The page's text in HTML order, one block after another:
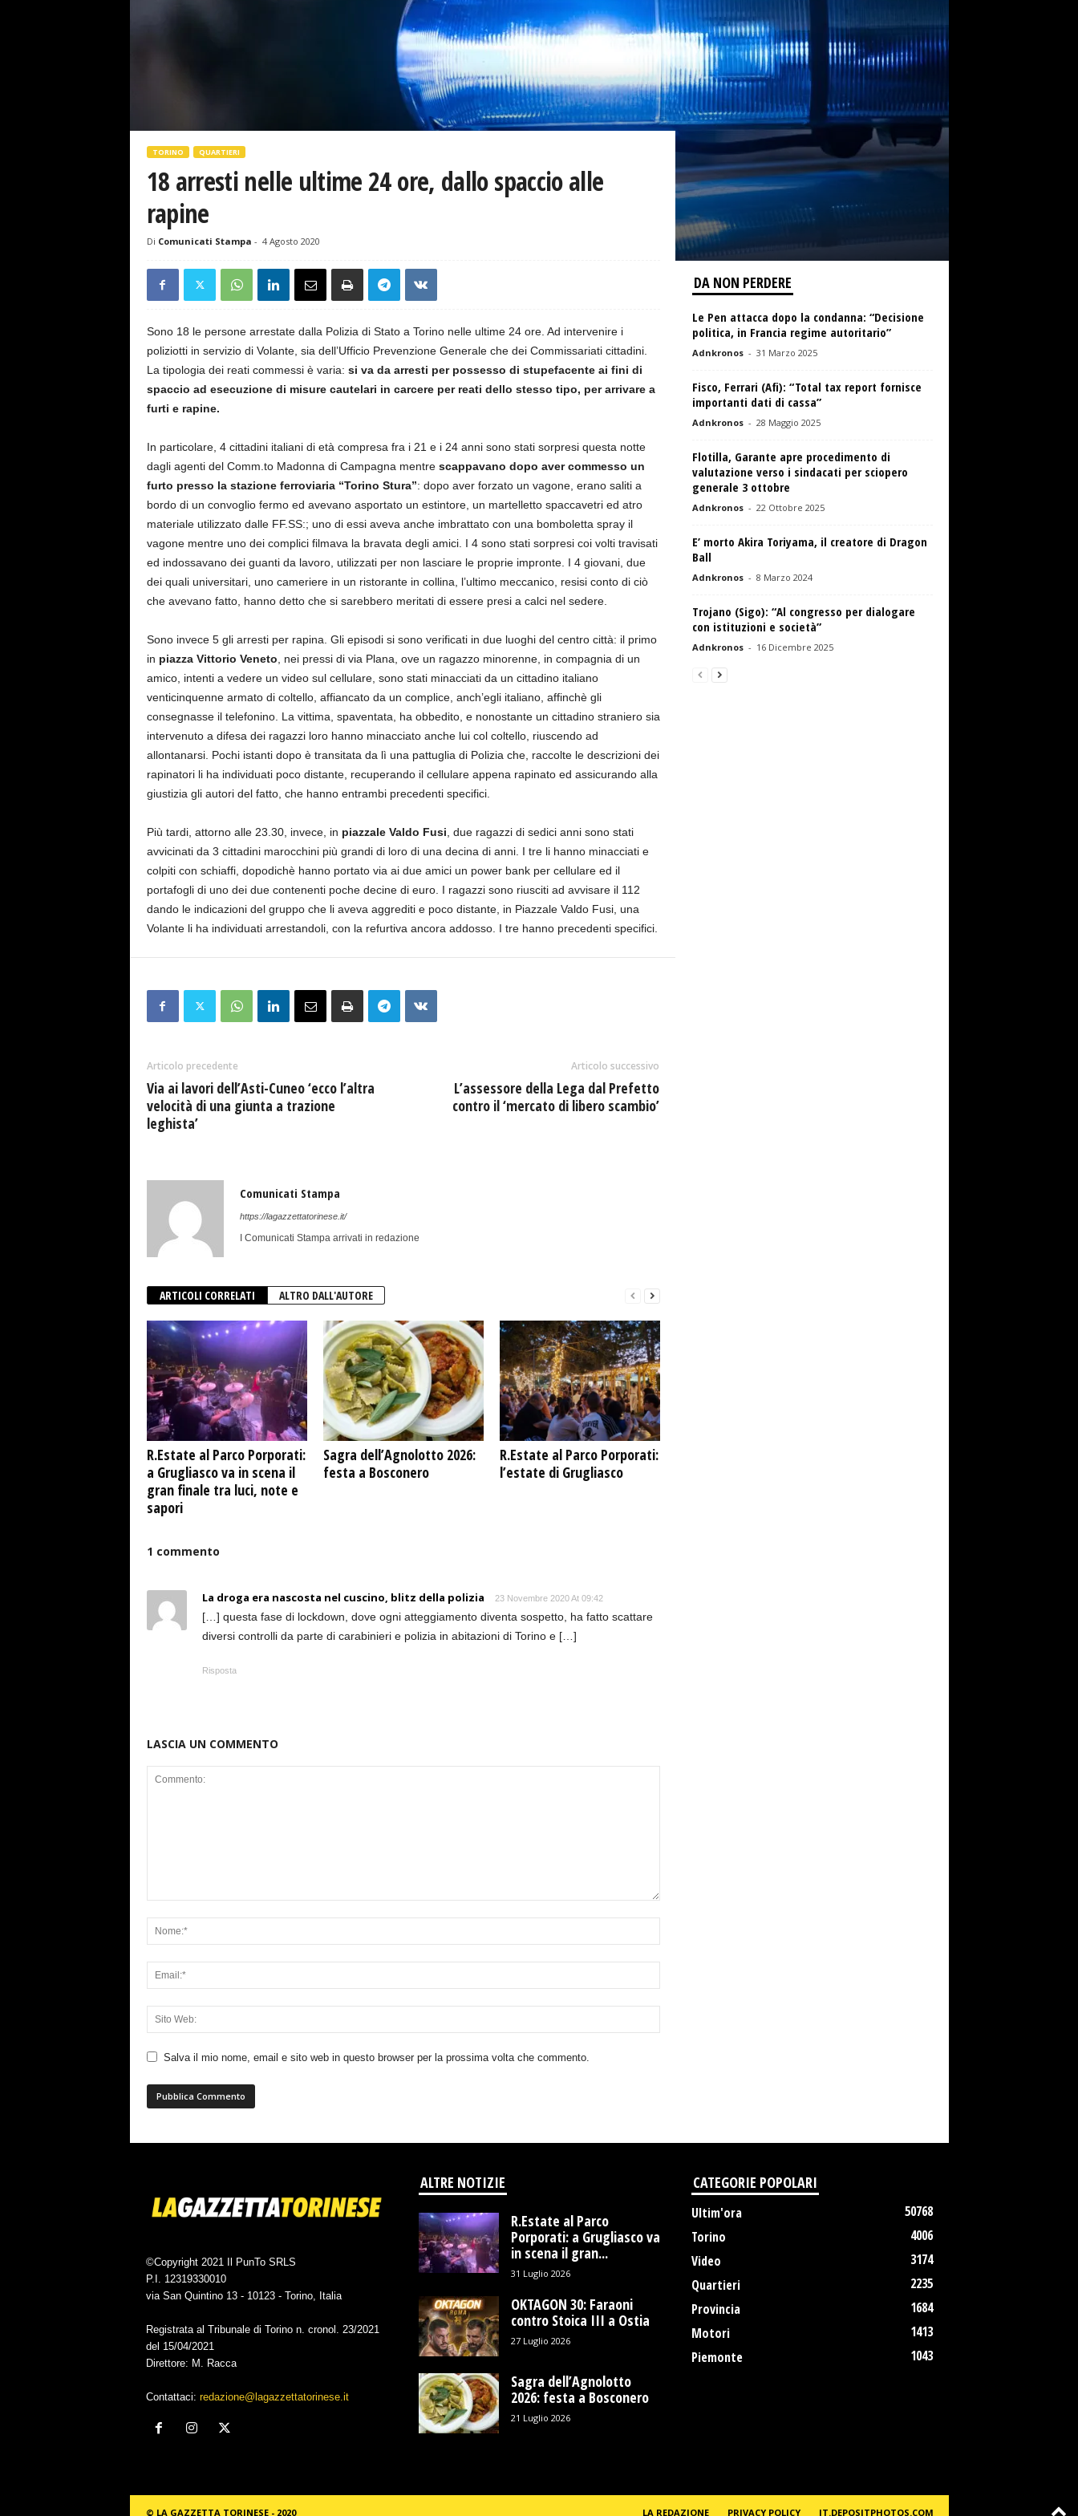
TORINO QUARTIERI
18 arresti nelle ultime 24 ore, dallo spaccio alle
rapine
Di Comunicati Stampa - 4 Agosto 2020
Sono 18 le persone arrestate dalla Polizia di Stato a Torino nelle ultime 24 ore. Ad intervenire i
poliziotti in servizio di Volante, sia dell’Ufficio Prevenzione Generale che dei Commissariati cittadini.
La tipologia dei reati commessi è varia: si va da arresti per possesso di stupefacente ai fini di
spaccio ad esecuzione di misure cautelari in carcere per reati dello stesso tipo, per arrivare a
furti e rapine.
In particolare, 4 cittadini italiani di età compresa fra i 21 e i 24 anni sono stati sorpresi questa notte
dagli agenti del Comm.to Madonna di Campagna mentre scappavano dopo aver commesso un
furto presso la stazione ferroviaria “Torino Stura”: dopo aver forzato un vagone, erano saliti a
bordo di un convoglio fermo ed avevano asportato un estintore, un martelletto spaccavetri ed atro
materiale utilizzato dalle FF.SS:; uno di essi aveva anche imbrattato con una bomboletta spray il
vagone mentre uno dei complici filmava la bravata degli amici. I 4 sono stati sorpresi coi volti travisati
ed indossavano dei guanti da lavoro, utilizzati per non lasciare le proprie impronte. I 4 giovani, due
dei quali universitari, uno cameriere in un ristorante in collina, l’ultimo meccanico, resisi conto di ciò
che avevano fatto, hanno detto che si sarebbero meritati di essere presi a calci nel sedere.
Sono invece 5 gli arresti per rapina. Gli episodi si sono verificati in due luoghi del centro città: il primo
in piazza Vittorio Veneto , nei pressi di via Plana, ove un ragazzo minorenne, in compagnia di un
amico, intenti a vedere un video sul cellulare, sono stati minacciati da un cittadino italiano
venticinquenne armato di coltello, affiancato da un complice, anch’egli italiano, affinchè gli
consegnasse il telefonino. La vittima, spaventata, ha obbedito, e nonostante un cittadino straniero sia
intervenuto a difesa dei ragazzi loro hanno minacciato anche lui col coltello, riuscendo ad
allontanarsi. Pochi istanti dopo è transitata da lì una pattuglia di Polizia che, raccolte le descrizioni dei
rapinatori li ha individuati poco distante, recuperando il cellulare appena rapinato ed assicurando alla
giustizia gli autori del fatto, che hanno entrambi precedenti specifici.
Più tardi, attorno alle 23.30, invece, in piazzale Valdo Fusi , due ragazzi di sedici anni sono stati
avvicinati da 3 cittadini marocchini più grandi di loro di una decina di anni. I tre li hanno minacciati e
colpiti con schiaffi, dopodichè hanno portato via ai due amici un power bank per cellulare ed il
portafogli di uno dei due contenenti poche decine di euro. I ragazzi sono riusciti ad avvisare il 112
dando le indicazioni del gruppo che li aveva aggrediti e poco distante, in Piazzale Valdo Fusi, una
Volante li ha individuati arrestandoli, con la refurtiva ancora addosso. I tre hanno precedenti specifici.
Articolo precedente
Via ai lavori dell’Asti-Cuneo ‘ecco l’altra
velocità di una giunta a trazione
leghista’
Articolo successivo
L’assessore della Lega dal Prefetto
contro il ‘mercato di libero scambio’
Comunicati Stampa
https://lagazzettatorinese.it/
I Comunicati Stampa arrivati in redazione
ARTICOLI CORRELATI ALTRO DALL'AUTORE
R.Estate al Parco Porporati:
a Grugliasco va in scena il
gran finale tra luci, note e
sapori
Sagra dell’Agnolotto 2026:
festa a Bosconero
R.Estate al Parco Porporati:
l’estate di Grugliasco
1 commento
La droga era nascosta nel cuscino, blitz della polizia 23 Novembre 2020 At 09:42
[…] questa fase di lockdown, dove ogni atteggiamento diventa sospetto, ha fatto scattare
diversi controlli da parte di carabinieri e polizia in abitazioni di Torino e […]
Risposta
LASCIA UN COMMENTO
Salva il mio nome, email e sito web in questo browser per la prossima volta che commento.
DA NON PERDERE
Le Pen attacca dopo la condanna: “Decisione
politica, in Francia regime autoritario”
Adnkronos - 31 Marzo 2025
Fisco, Ferrari (Afi): “Total tax report fornisce
importanti dati di cassa”
Adnkronos - 28 Maggio 2025
Flotilla, Garante apre procedimento di
valutazione verso i sindacati per sciopero
generale 3 ottobre
Adnkronos - 22 Ottobre 2025
E’ morto Akira Toriyama, il creatore di Dragon
Ball
Adnkronos - 8 Marzo 2024
Trojano (Sigo): “Al congresso per dialogare
con istituzioni e società”
Adnkronos - 16 Dicembre 2025
©Copyright 2021 Il PunTo SRLS
P.I. 12319330010
via San Quintino 13 - 10123 - Torino, Italia
Registrata al Tribunale di Torino n. cronol. 23/2021
del 15/04/2021
Direttore: M. Racca
Contattaci: redazione@lagazzettatorinese.it
ALTRE NOTIZIE
R.Estate al Parco
Porporati: a Grugliasco va
in scena il gran...
31 Luglio 2026
OKTAGON 30: Faraoni
contro Stoica III a Ostia
27 Luglio 2026
Sagra dell’Agnolotto
2026: festa a Bosconero
21 Luglio 2026
CATEGORIE POPOLARI
Ultim'ora
50768
Torino
4006
Video
3174
Quartieri
2235
Provincia
1684
Motori
1413
Piemonte
1043
LA REDAZIONE PRIVACY POLICY IT.DEPOSITPHOTOS.COM
© LA GAZZETTA TORINESE - 2020